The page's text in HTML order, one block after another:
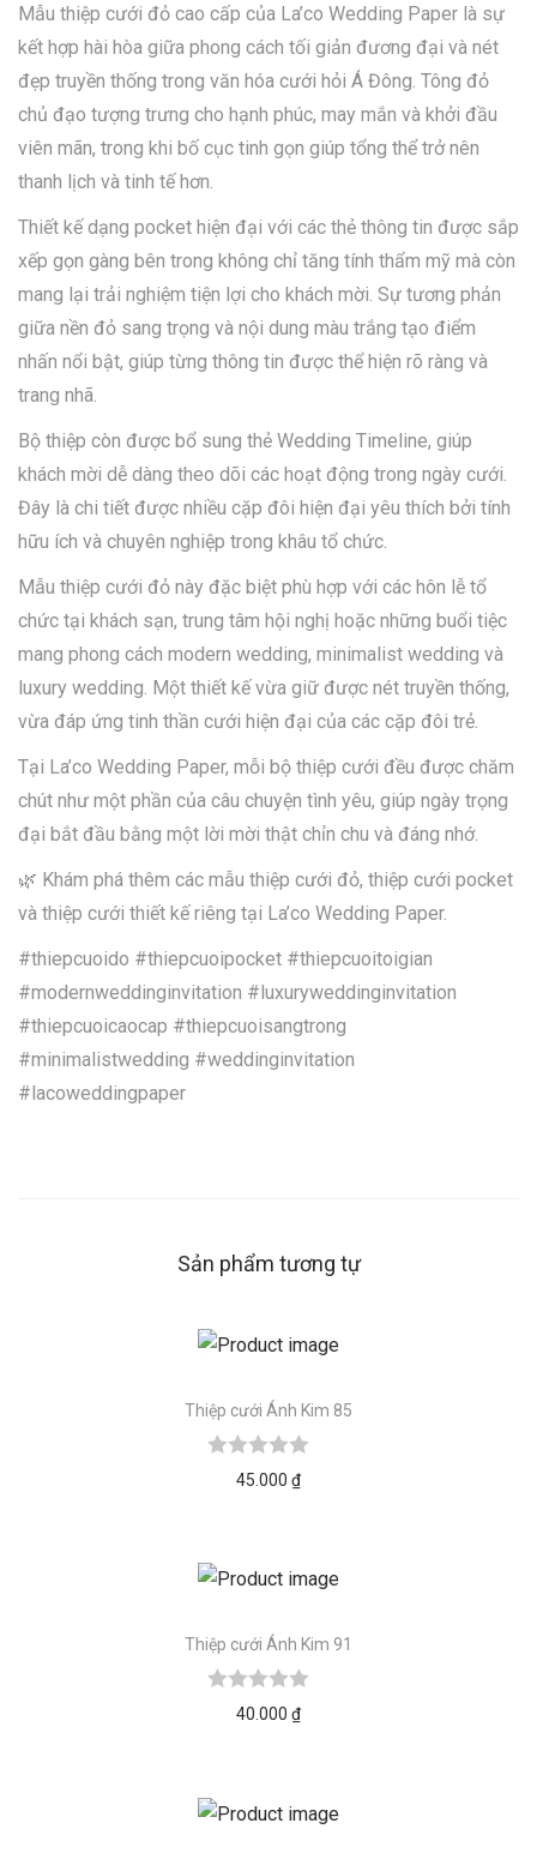
Mẫu thiệp cưới đỏ cao cấp của La’co Wedding Paper là sự
kết hợp hài hòa giữa phong cách tối giản đương đại và nét
đẹp truyền thống trong văn hóa cưới hỏi Á Đông. Tông đỏ
chủ đạo tượng trưng cho hạnh phúc, may mắn và khởi đầu
viên mãn, trong khi bố cục tinh gọn giúp tổng thể trở nên
thanh lịch và tinh tế hơn.
Thiết kế dạng pocket hiện đại với các thẻ thông tin được sắp
xếp gọn gàng bên trong không chỉ tăng tính thẩm mỹ mà còn
mang lại trải nghiệm tiện lợi cho khách mời. Sự tương phản
giữa nền đỏ sang trọng và nội dung màu trắng tạo điểm
nhấn nổi bật, giúp từng thông tin được thể hiện rõ ràng và
trang nhã.
Bộ thiệp còn được bổ sung thẻ Wedding Timeline, giúp
khách mời dễ dàng theo dõi các hoạt động trong ngày cưới.
Đây là chi tiết được nhiều cặp đôi hiện đại yêu thích bởi tính
hữu ích và chuyên nghiệp trong khâu tổ chức.
Mẫu thiệp cưới đỏ này đặc biệt phù hợp với các hôn lễ tổ
chức tại khách sạn, trung tâm hội nghị hoặc những buổi tiệc
mang phong cách modern wedding, minimalist wedding và
luxury wedding. Một thiết kế vừa giữ được nét truyền thống,
vừa đáp ứng tinh thần cưới hiện đại của các cặp đôi trẻ.
Tại La’co Wedding Paper, mỗi bộ thiệp cưới đều được chăm
chút như một phần của câu chuyện tình yêu, giúp ngày trọng
đại bắt đầu bằng một lời mời thật chỉn chu và đáng nhớ.
🌿 Khám phá thêm các mẫu thiệp cưới đỏ, thiệp cưới pocket
và thiệp cưới thiết kế riêng tại La’co Wedding Paper.
#thiepcuoido #thiepcuoipocket #thiepcuoitoigian
#modernweddinginvitation #luxuryweddinginvitation
#thiepcuoicaocap #thiepcuoisangtrong
#minimalistwedding #weddinginvitation
#lacoweddingpaper
Sản phẩm tương tự
Thiệp cưới Ánh Kim 85
45.000 ₫
Thiệp cưới Ánh Kim 91
40.000 ₫